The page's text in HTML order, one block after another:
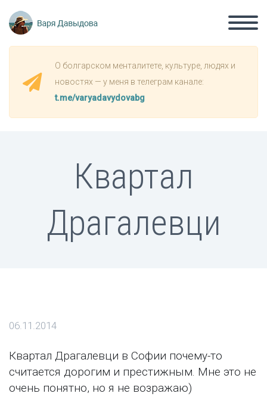
О болгарском менталитете, культуре, людях и
новостях — у меня в телеграм канале:
t.me/varyadavydovabg
Квартал
Драгалевци
06.11.2014
Квартал Драгалевци в Софии почему-то
считается дорогим и престижным. Мне это не
очень понятно, но я не возражаю)